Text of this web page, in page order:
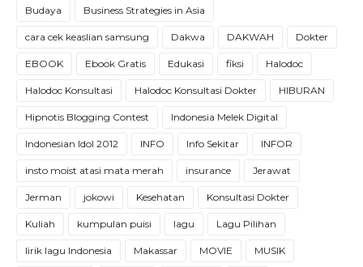
Budaya Business Strategies in Asia
cara cek keaslian samsung Dakwa DAKWAH Dokter
EBOOK Ebook Gratis Edukasi fiksi Halodoc
Halodoc Konsultasi Halodoc Konsultasi Dokter HIBURAN
Hipnotis Blogging Contest Indonesia Melek Digital
Indonesian Idol 2012 INFO Info Sekitar INFOR
insto moist atasi mata merah insurance Jerawat
Jerman jokowi Kesehatan Konsultasi Dokter
Kuliah kumpulan puisi lagu Lagu Pilihan
lirik lagu Indonesia Makassar MOVIE MUSIK